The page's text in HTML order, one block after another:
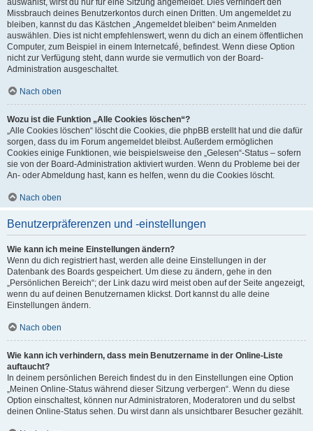
auswählst, wirst du nur für eine Sitzung angemeldet. Dies verhindert den
Missbrauch deines Benutzerkontos durch einen Dritten. Um angemeldet zu
bleiben, kannst du das Kästchen „Angemeldet bleiben“ beim Anmelden
auswählen. Dies ist nicht empfehlenswert, wenn du dich an einem öffentlichen
Computer, zum Beispiel in einem Internetcafé, befindest. Wenn diese Option
nicht zur Verfügung steht, dann wurde sie vermutlich von der Board-
Administration ausgeschaltet.
Nach oben
Wozu ist die Funktion „Alle Cookies löschen“?
„Alle Cookies löschen“ löscht die Cookies, die phpBB erstellt hat und die dafür
sorgen, dass du im Forum angemeldet bleibst. Außerdem ermöglichen
Cookies einige Funktionen, wie beispielsweise den „Gelesen“-Status – sofern
sie von der Board-Administration aktiviert wurden. Wenn du Probleme bei der
An- oder Abmeldung hast, kann es helfen, wenn du die Cookies löscht.
Nach oben
Benutzerpräferenzen und -einstellungen
Wie kann ich meine Einstellungen ändern?
Wenn du dich registriert hast, werden alle deine Einstellungen in der
Datenbank des Boards gespeichert. Um diese zu ändern, gehe in den
„Persönlichen Bereich“; der Link dazu wird meist oben auf der Seite angezeigt,
wenn du auf deinen Benutzernamen klickst. Dort kannst du alle deine
Einstellungen ändern.
Nach oben
Wie kann ich verhindern, dass mein Benutzername in der Online-Liste
auftaucht?
In deinem persönlichen Bereich findest du in den Einstellungen eine Option
„Meinen Online-Status während dieser Sitzung verbergen“. Wenn du diese
Option einschaltest, können nur Administratoren, Moderatoren und du selbst
deinen Online-Status sehen. Du wirst dann als unsichtbarer Besucher gezählt.